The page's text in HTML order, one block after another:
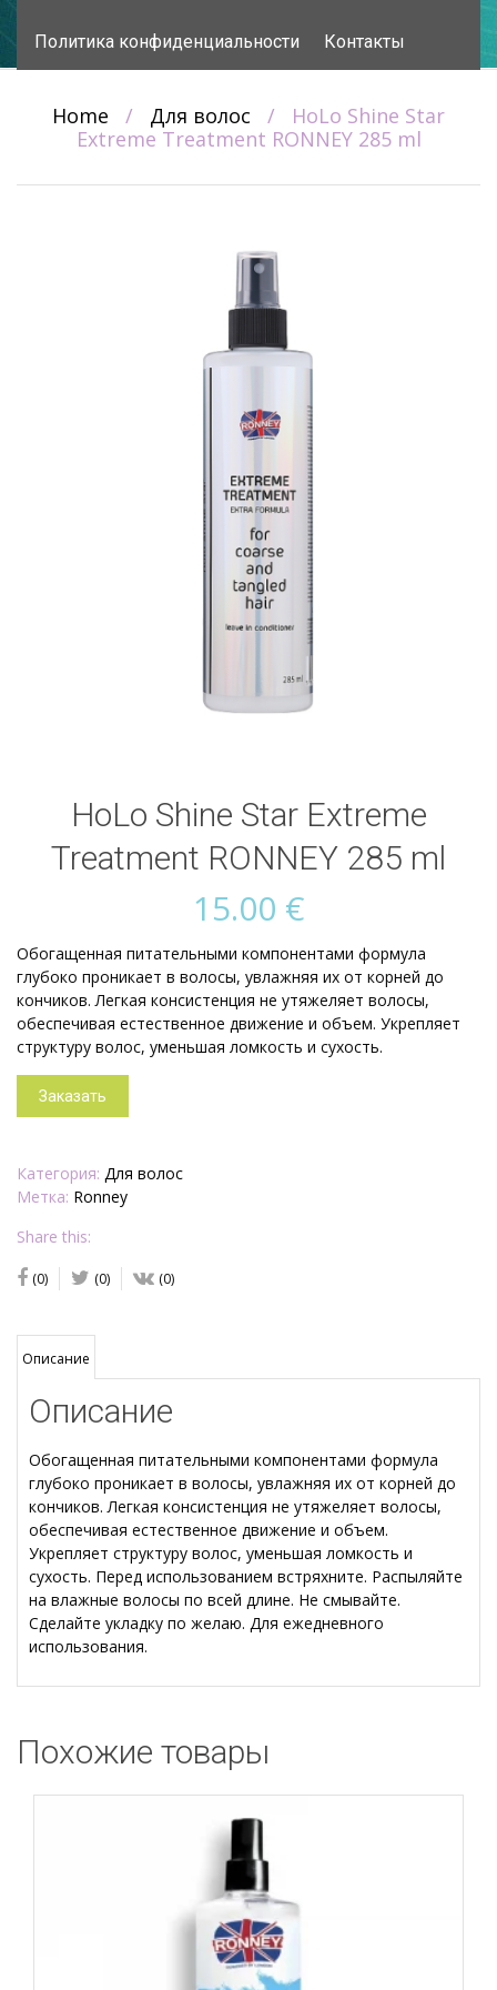
Политика конфиденциальности Контакты
Home / Для волос /
HoLo Shine Star
Extreme Treatment RONNEY 285 ml
HoLo Shine Star Extreme
Treatment RONNEY 285 ml
15.00 €
Обогащенная питательными компонентами формула
глубоко проникает в волосы, увлажняя их от корней до
кончиков. Легкая консистенция не утяжеляет волосы,
обеспечивая естественное движение и объем. Укрепляет
структуру волос, уменьшая ломкость и сухость.
Заказать
Категория: Для волос
Метка: Ronney
Share this:
(0) (0) (0)
Описание
Описание
Обогащенная питательными компонентами формула
глубоко проникает в волосы, увлажняя их от корней до
кончиков. Легкая консистенция не утяжеляет волосы,
обеспечивая естественное движение и объем.
Укрепляет структуру волос, уменьшая ломкость и
сухость. Перед использованием встряхните. Распыляйте
на влажные волосы по всей длине. Не смывайте.
Сделайте укладку по желаю. Для ежедневного
использования.
Похожие товары